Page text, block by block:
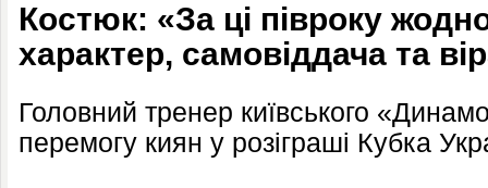
Костюк: «За ці півроку
характер, самовіддача та
Головний тренер київського
перемогу киян у розіграші Кубка